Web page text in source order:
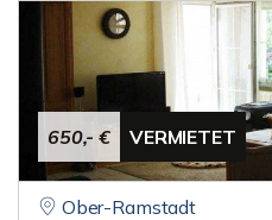
650,- € VERMIETET
Ober-Ramstadt